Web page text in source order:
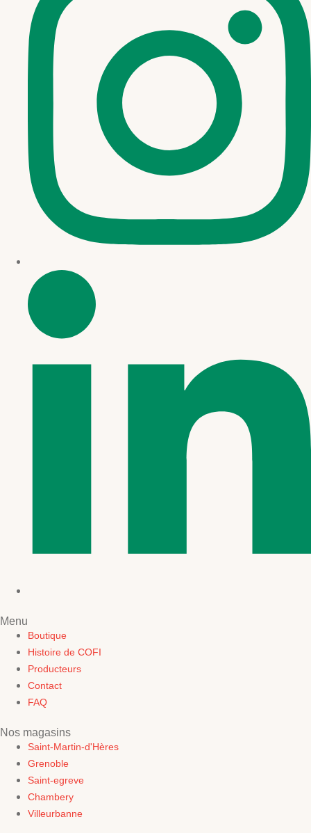
Menu
Boutique
Histoire de COFI
Producteurs
Contact
FAQ
Nos magasins
Saint-Martin-d'Hères
Grenoble
Saint-egreve
Chambery
Villeurbanne